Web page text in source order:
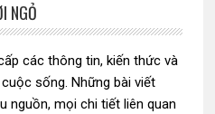
NGỎ
các thông tin, kiến thức và
sống. Những bài viết
nguồn, mọi chi tiết liên quan